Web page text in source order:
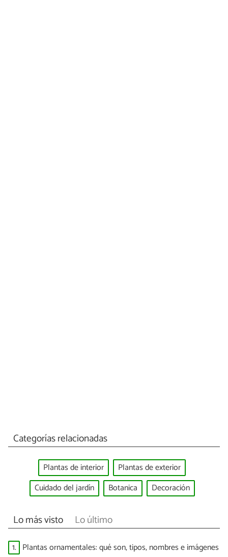
Categorías relacionadas
Plantas de interior
Plantas de exterior
Cuidado del jardín
Botanica Decoración
Lo más visto Lo último
1. Plantas ornamentales: qué son, tipos, nombres e imágenes